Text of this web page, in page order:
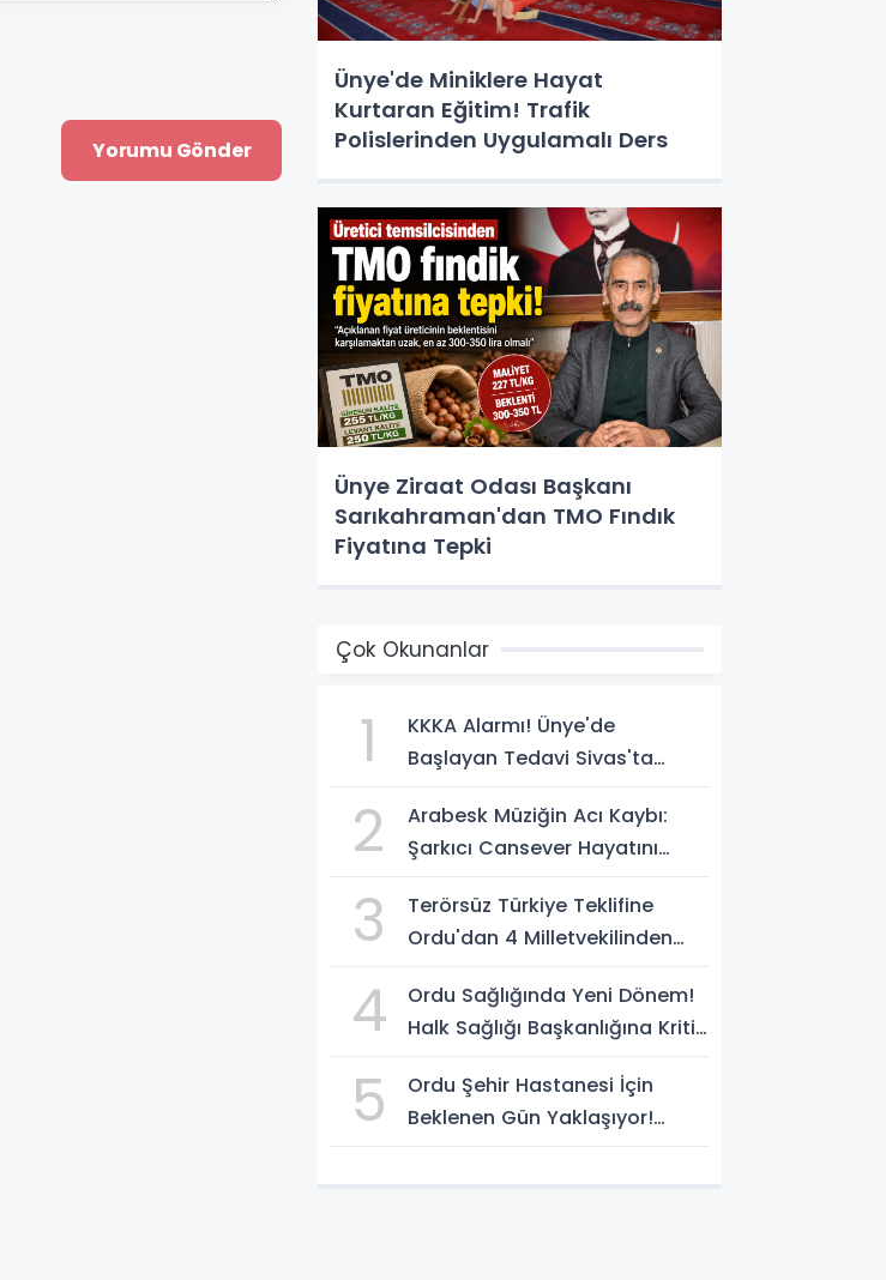
Ünye'de Miniklere Hayat
Kurtaran Eğitim! Trafik
Polislerinden Uygulamalı Ders
Ünye Ziraat Odası Başkanı
Sarıkahraman'dan TMO Fındık
Fiyatına Tepki
Çok Okunanlar
1
KKKA Alarmı! Ünye'de
Başlayan Tedavi Sivas'ta
2
Arabesk Müziğin Acı Kaybı:
Şarkıcı Cansever Hayatını
3
Terörsüz Türkiye Teklifine
Ordu'dan 4 Milletvekilinden
4
Ordu Sağlığında Yeni Dönem!
Halk Sağlığı Başkanlığına Kritik
5
Ordu Şehir Hastanesi İçin
Beklenen Gün Yaklaşıyor!